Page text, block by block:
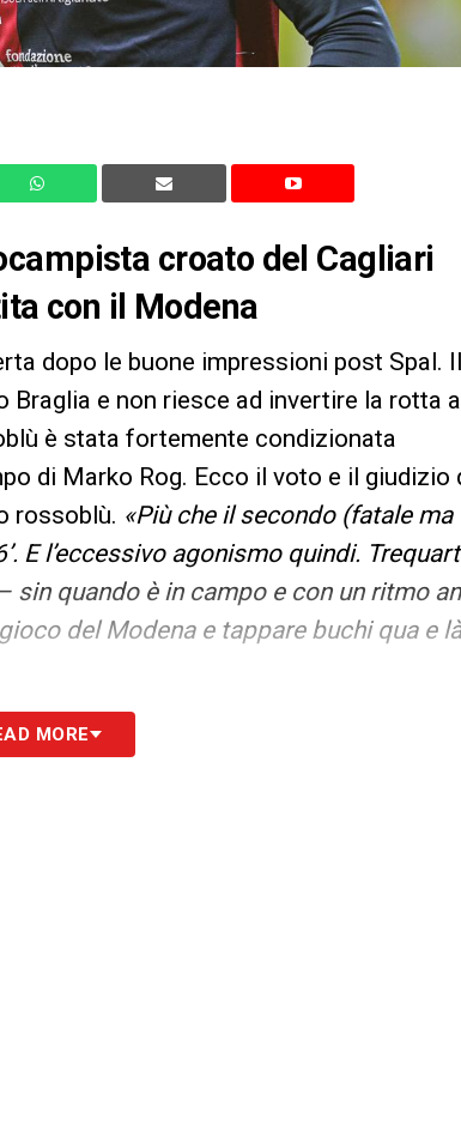
croato del Cagliari
con il Modena
dopo le buone impressioni post Spal. Il
e non riesce ad invertire la rotta
è stata fortemente condizionata
di Marko Rog. Ecco il voto e il giudizio
rossoblù. «Più che il secondo (fatale ma
E l’eccessivo agonismo quindi.
sin quando è in campo e con un ritmo
del Modena e tappare buchi qua e
MORE